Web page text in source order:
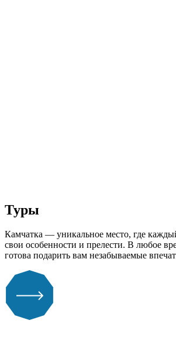
Туры
Камчатка — уникальное место, где
свои особенности и прелести. В любое
готова подарить вам незабываемые